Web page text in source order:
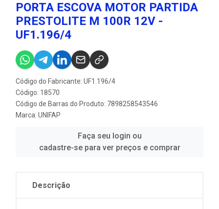
PORTA ESCOVA MOTOR PARTIDA
PRESTOLITE M 100R 12V -
UF1.196/4
Código do Fabricante: UF1.196/4
Código: 18570
Código de Barras do Produto: 7898258543546
Marca: UNIFAP
Faça seu login ou
cadastre-se para ver preços e comprar
Descrição